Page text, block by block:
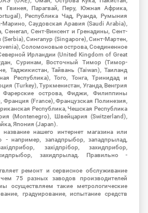
Гвинея, Парагвай, Перу, Южная Африка,
Республика Чад, Руанда, Румыния
Марино, Саудовская Аравия (Saudi Arabia),
Сенегал, Сент-Винсент и Гренадины, Сент-
Сингапур (Singapore), Синт-Мартен,
Соломоновые острова, Соединенное
Ирландии (United Kingdom of Great
Суринам, Восточный Тимор (Тимор-
Таджикистан, Тайвань (Taiwan), Таиланд
Республика), Того, Тонга, Тринидад и
(Turkey), Туркменистан, Уганда, Венгрия
Фарерские острова, Фиджи, Филиппины
(France), Французская Полинезия,
Республика, Чешская Республика
(Montenegro), Швейцария (Switzerland),
Япония (Japan).
нашего интернет магазина или
- например, западпрыбор, западпрылад,
західпрібор, захидприбор,
захидпрылад. Правильно -
ремонт и сервисное обслуживание
75 разных заводов производителей
такие метрологические
градуирование, испытание средств